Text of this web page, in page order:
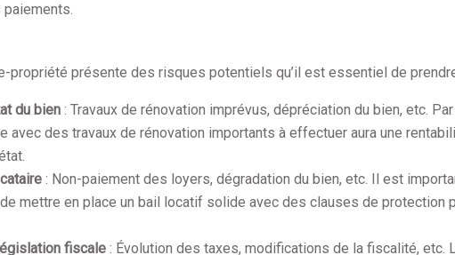
propriété présente des risques potentiels qu’il est essentiel de
du bien : Travaux de rénovation imprévus, dépréciation du bien, etc.
avec des travaux de rénovation importants à effectuer aura une
: Non-paiement des loyers, dégradation du bien, etc. Il est
mettre en place un bail locatif solide avec des clauses de protection
fiscale : Évolution des taxes, modifications de la fiscalité, etc.